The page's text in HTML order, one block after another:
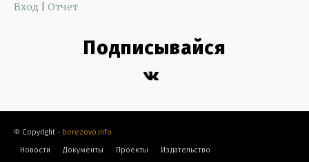
Вход Отчет
Подписывайся
© Copyright - berezovo.info
Новости
Документы Проекты Издательство